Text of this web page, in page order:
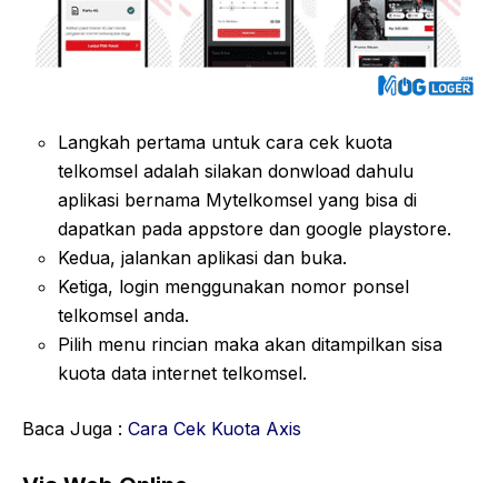
Langkah pertama untuk cara cek kuota
telkomsel adalah silakan donwload dahulu
aplikasi bernama Mytelkomsel yang bisa di
dapatkan pada appstore dan google playstore.
Kedua, jalankan aplikasi dan buka.
Ketiga, login menggunakan nomor ponsel
telkomsel anda.
Pilih menu rincian maka akan ditampilkan sisa
kuota data internet telkomsel.
Baca Juga : Cara Cek Kuota Axis